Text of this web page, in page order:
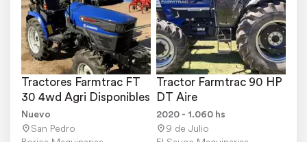
Tractores Farmtrac FT
30 4wd Agri Disponibles
Nuevo
San Pedro
Tractor Farmtrac 90 HP
DT Aire
2020 - 1.060 hs
9 de Julio